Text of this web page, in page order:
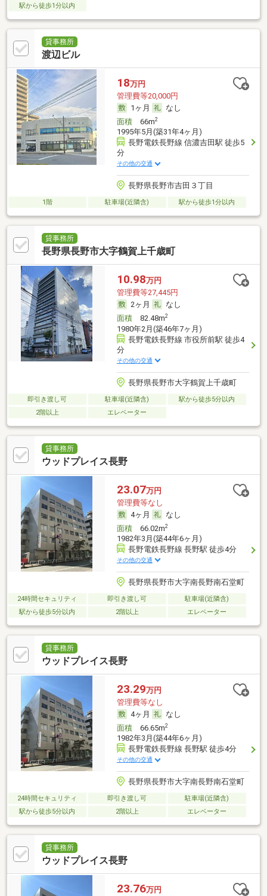
駅から徒歩1分以内
貸事務所
渡辺ビル
18万円
管理費等20,000円
1ヶ月
なし
面積66m2
1995年5月(築31年4ヶ月)
長野電鉄長野線 信濃吉田駅 徒歩5
分
その他の交通
長野県長野市吉田３丁目
1階 駐車場(近隣含) 駅から徒歩1分以内
貸事務所
長野県長野市大字鶴賀上千歳町
10.98万円
管理費等27,445円
2ヶ月
なし
面積82.48m2
1980年2月(築46年7ヶ月)
長野電鉄長野線 市役所前駅 徒歩4
分
その他の交通
長野県長野市大字鶴賀上千歳町
即引き渡し可 駐車場(近隣含)
駅から徒歩5分以内
2階以上
エレベーター
貸事務所
ウッドプレイス長野
23.07万円
管理費等なし
4ヶ月
なし
面積66.02m2
1982年3月(築44年6ヶ月)
長野電鉄長野線 長野駅 徒歩4分
その他の交通
長野県長野市大字南長野南石堂町
24時間セキュリティ 即引き渡し可
駐車場(近隣含)
駅から徒歩5分以内
2階以上 エレベーター
貸事務所
ウッドプレイス長野
23.29万円
管理費等なし
4ヶ月
なし
面積66.65m2
1982年3月(築44年6ヶ月)
長野電鉄長野線 長野駅 徒歩4分
その他の交通
長野県長野市大字南長野南石堂町
24時間セキュリティ 即引き渡し可
駐車場(近隣含)
駅から徒歩5分以内
2階以上 エレベーター
貸事務所
ウッドプレイス長野
23.76万円